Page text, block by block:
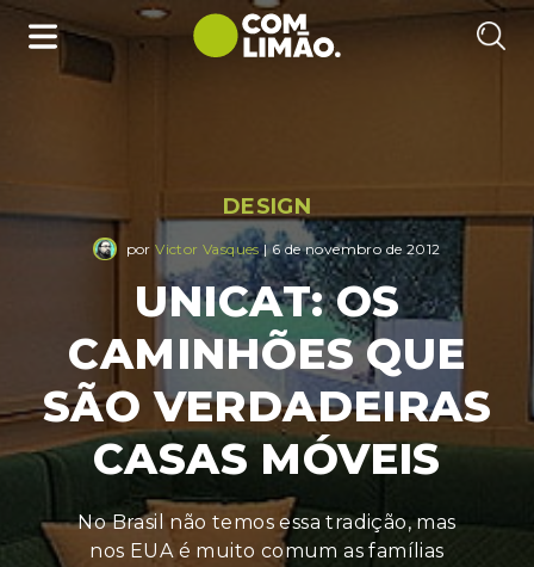
DESIGN
porVictor Vasques| 6 de novembro de 2012
UNICAT: OS
CAMINHÕES QUE
SÃO VERDADEIRAS
CASAS MÓVEIS
No Brasil não temos essa tradição, mas
nos EUA é muito comum as famílias